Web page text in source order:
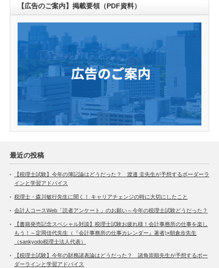
【広告のご案内】掲載要領（PDF資料）
最近の投稿
【税理士試験】今年の簿記論はどうだった？ 渡邉 圭先生が予想するボーダーラ
インと学習アドバイス
税理士・森川敏行先生に聞く！ キャリアチェンジの時に大切にしたこと
会計人コースWeb「読者アンケート」のお願い～今年の税理士試験どうだった？
【書籍発売記念スペシャル対談】税理士試験お疲れ様！会計事務所の仕事を楽し
もう！～定岡佳代先生（『会計事務所の仕事カレンダー』著者)×朝倉歩先生
（sankyodo税理士法人代表）
【税理士試験】今年の財務諸表論はどうだった？ 諸角崇順先生が予想するボー
ダーラインと学習アドバイス